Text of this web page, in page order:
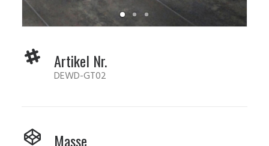
Artikel Nr.
DEWD-GT02
Masse